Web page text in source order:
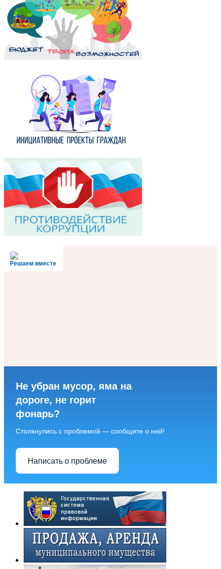
Решаем вместе
Не убран мусор, яма на
дороге, не горит
фонарь?
Столкнулись с проблемой — сообщите о ней!
Написать о проблеме